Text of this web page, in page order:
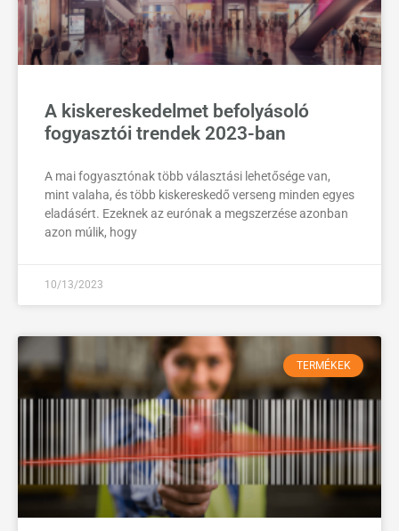
A kiskereskedelmet befolyásoló
fogyasztói trendek 2023-ban
A mai fogyasztónak több választási lehetősége van,
mint valaha, és több kiskereskedő verseng minden egyes
eladásért. Ezeknek az eurónak a megszerzése azonban
azon múlik, hogy
10/13/2023
TERMÉKEK